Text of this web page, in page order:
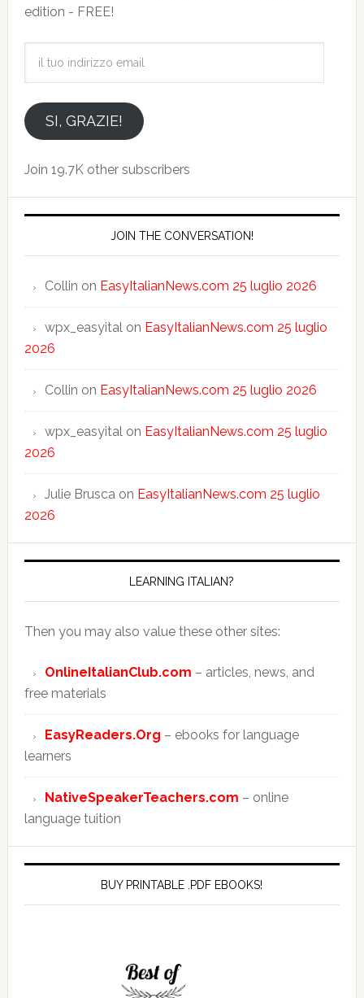
edition - FREE!
emailSI, GRAZIE!
Join 19.7K other subscribers
JOIN THE CONVERSATION!
Collin on EasyItalianNews.com 25 luglio 2026
wpx_easyitalon EasyItalianNews.com 25 luglio
2026
Collin on EasyItalianNews.com 25 luglio 2026
wpx_easyitalon EasyItalianNews.com 25 luglio
2026
Julie Bruscaon EasyItalianNews.com 25 luglio
2026
LEARNING ITALIAN?
Then you may also value these other sites:
OnlineItalianClub.com – articles, news, and
free materials
EasyReaders.Org – ebooks for language
learners
NativeSpeakerTeachers.com – online
language tuition
BUY PRINTABLE .PDF EBOOKS!